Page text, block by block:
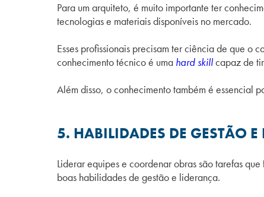
Para um arquiteto, é muito importante ter
tecnologias e materiais disponíveis no mercado.
Esses profissionais precisam ter ciência de que
conhecimento técnico é uma hard skillcapaz de
Além disso, o conhecimento também é essencial
5. HABILIDADES DE GESTÃO
Liderar equipes e coordenar obras são tarefas
boas habilidades de gestão e liderança.